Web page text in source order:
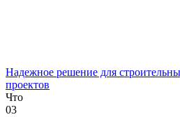
Надежное решение для
проектов
Что
03